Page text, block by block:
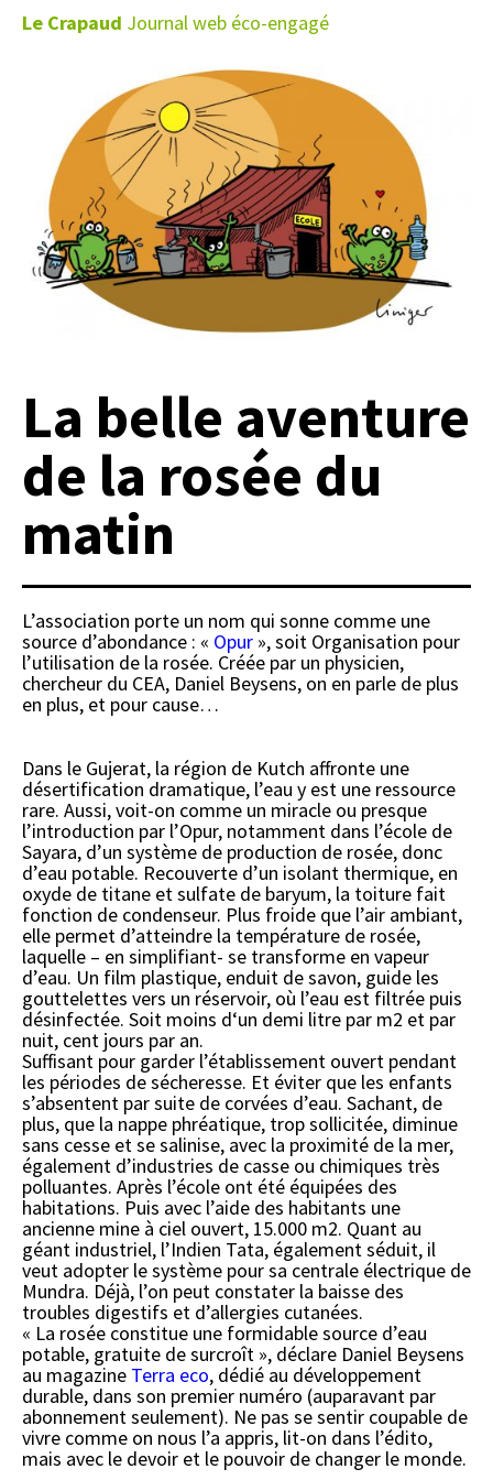
Le Crapaud Journal web éco-engagé
La belle aventure
de la rosée du
matin
L’association porte un nom qui sonne comme une
source d’abondance : « Opur », soit Organisation pour
l’utilisation de la rosée. Créée par un physicien,
chercheur du CEA, Daniel Beysens, on en parle de plus
en plus, et pour cause…
Dans le Gujerat, la région de Kutch affronte une
désertification dramatique, l’eau y est une ressource
rare. Aussi, voit-on comme un miracle ou presque
l’introduction par l’Opur, notamment dans l’école de
Sayara, d’un système de production de rosée, donc
d’eau potable. Recouverte d’un isolant thermique, en
oxyde de titane et sulfate de baryum, la toiture fait
fonction de condenseur. Plus froide que l’air ambiant,
elle permet d’atteindre la température de rosée,
laquelle – en simplifiant- se transforme en vapeur
d’eau. Un film plastique, enduit de savon, guide les
gouttelettes vers un réservoir, où l’eau est filtrée puis
désinfectée. Soit moins d‘un demi litre par m2 et par
nuit, cent jours par an.
Suffisant pour garder l’établissement ouvert pendant
les périodes de sécheresse. Et éviter que les enfants
s’absentent par suite de corvées d’eau. Sachant, de
plus, que la nappe phréatique, trop sollicitée, diminue
sans cesse et se salinise, avec la proximité de la mer,
également d’industries de casse ou chimiques très
polluantes. Après l’école ont été équipées des
habitations. Puis avec l’aide des habitants une
ancienne mine à ciel ouvert, 15.000 m2. Quant au
géant industriel, l’Indien Tata, également séduit, il
veut adopter le système pour sa centrale électrique de
Mundra. Déjà, l’on peut constater la baisse des
troubles digestifs et d’allergies cutanées.
« La rosée constitue une formidable source d’eau
potable, gratuite de surcroît », déclare Daniel Beysens
au magazine Terra eco, dédié au développement
durable, dans son premier numéro (auparavant par
abonnement seulement). Ne pas se sentir coupable de
vivre comme on nous l’a appris, lit-on dans l’édito,
mais avec le devoir et le pouvoir de changer le monde.